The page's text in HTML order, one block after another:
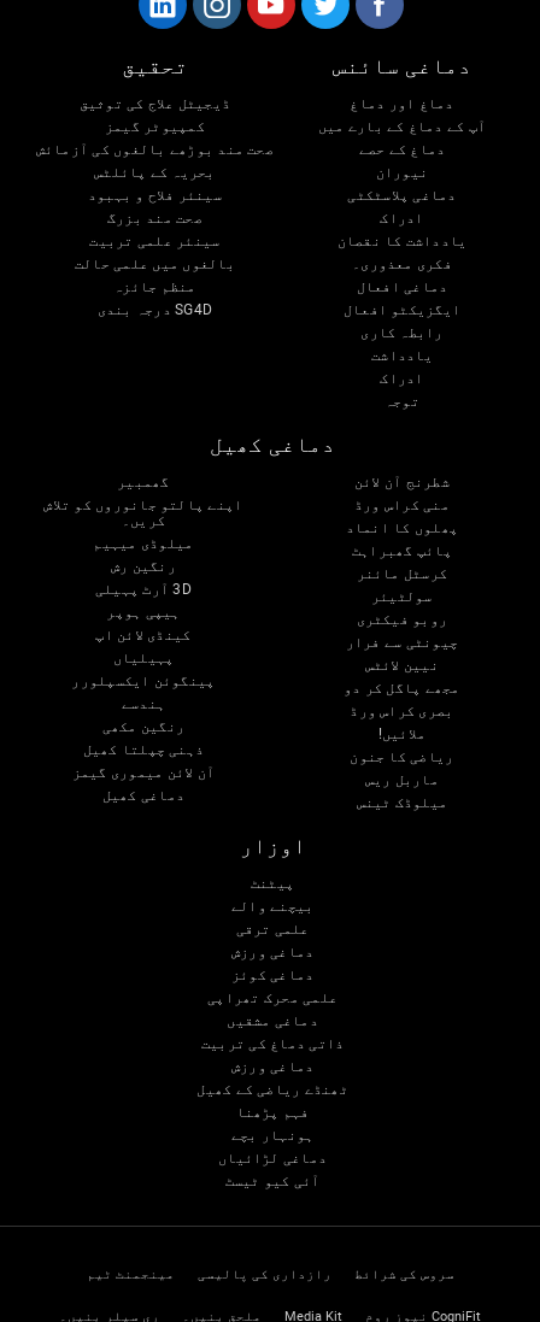
دماغی سائنس
دماغ اور دماغ
آپ کے دماغ کے بارے میں
دماغ کے حصے
نیوران
دماغی پلاسٹکٹی
ادراک
یادداشت کا نقصان
فکری معذوری۔
دماغی افعال
ایگزیکٹو افعال
رابطہ کاری
یادداشت
ادراک
توجہ
تحقیق
ڈیجیٹل علاج کی توثیق
کمپیوٹر گیمز
صحت مند بوڑھے بالغوں کی آزمائش
بحریہ کے پائلٹس
سینئر فلاح و بہبود
صحت مند بزرگ
سینئر علمی تربیت
بالغوں میں علمی حالت
منظم جائزہ
SG4D درجہ بندی
دماغی کھیل
شطرنج آن لائن
منی کراس ورڈ
پھلوں کا انماد
پائپ گھبراہٹ
کرسٹل مائنر
سولٹیئر
روبو فیکٹری
چیونٹی سے فرار
نیین لائٹس
مجھے پاگل کر دو
بصری کراس ورڈ
ملائیں!
ریاضی کا جنون
ماربل ریس
میلوڈک ٹینس
گھمبیر
اپنے پالتو جانوروں کو تلاش
کریں۔
میلوڈی میہیم
رنگین رش
3D آرٹ پہیلی
ہیپی ہوپر
کینڈی لائن اپ
پہیلیاں
پینگوئن ایکسپلورر
ہندسے
رنگین مکھی
ذہنی چپلتا کھیل
آن لائن میموری گیمز
دماغی کھیل
اوزار
پیٹنٹ
بیچنے والے
علمی ترقی
دماغی ورزش
دماغی کوئز
علمی محرک تھراپی
دماغی مشقیں
ذاتی دماغ کی تربیت
دماغی ورزش
ٹھنڈے ریاضی کے کھیل
فہم پڑھنا
ہونہار بچے
دماغی لڑائیاں
آئی کیو ٹیسٹ
سروس کی شرائط رازداری کی پالیسی مینجمنٹ ٹیم
CogniFit نیوز روم Media Kit ملحق بنیں۔ ری سیلر بنیں۔